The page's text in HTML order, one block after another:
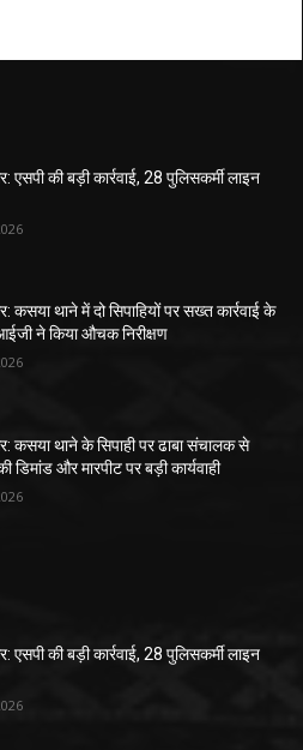
एसपी की बड़ी कार्रवाई, 28 पुलिसकर्मी लाइन
कसया थाने में दो सिपाहियों पर सख्त कार्रवाई के
ने किया औचक निरीक्षण
कसया थाने के सिपाही पर ढाबा संचालक से
डिमांड और मारपीट पर बड़ी कार्यवाही
एसपी की बड़ी कार्रवाई, 28 पुलिसकर्मी लाइन